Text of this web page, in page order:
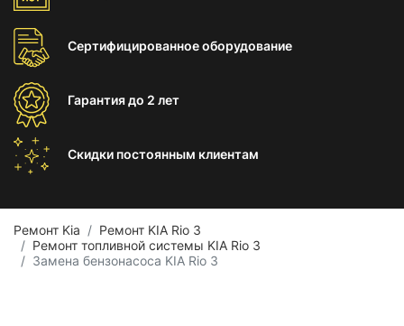
Сертифицированноеоборудование
Гарантиядо 2 лет
Скидки постоянным клиентам
Ремонт Kia
Ремонт KIA Rio 3
Ремонт топливной системы KIA Rio 3
Замена бензонасоса KIA Rio 3